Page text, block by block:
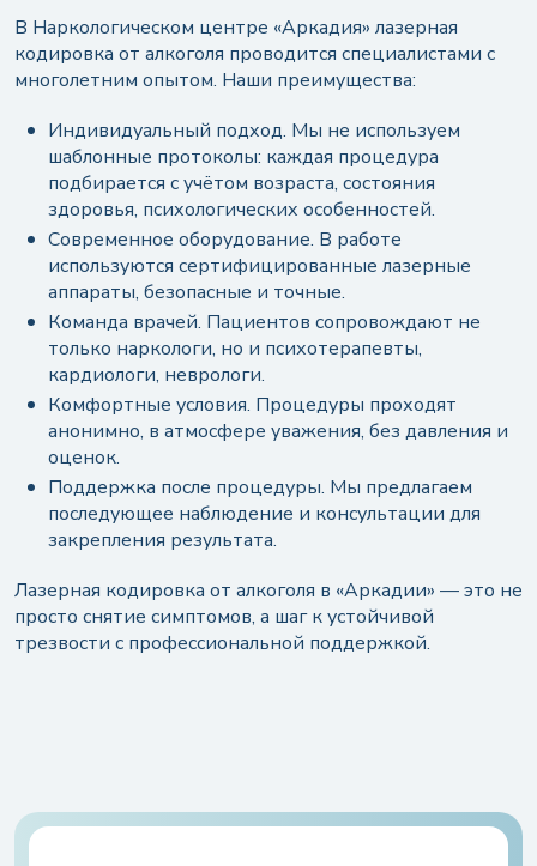
В Наркологическом центре «Аркадия» лазерная
кодировка от алкоголя проводится специалистами с
многолетним опытом. Наши преимущества:
Индивидуальный подход. Мы не используем
шаблонные протоколы: каждая процедура
подбирается с учётом возраста, состояния
здоровья, психологических особенностей.
Современное оборудование. В работе
используются сертифицированные лазерные
аппараты, безопасные и точные.
Команда врачей. Пациентов сопровождают не
только наркологи, но и психотерапевты,
кардиологи, неврологи.
Комфортные условия. Процедуры проходят
анонимно, в атмосфере уважения, без давления и
оценок.
Поддержка после процедуры. Мы предлагаем
последующее наблюдение и консультации для
закрепления результата.
Лазерная кодировка от алкоголя в «Аркадии» — это не
просто снятие симптомов, а шаг к устойчивой
трезвости с профессиональной поддержкой.